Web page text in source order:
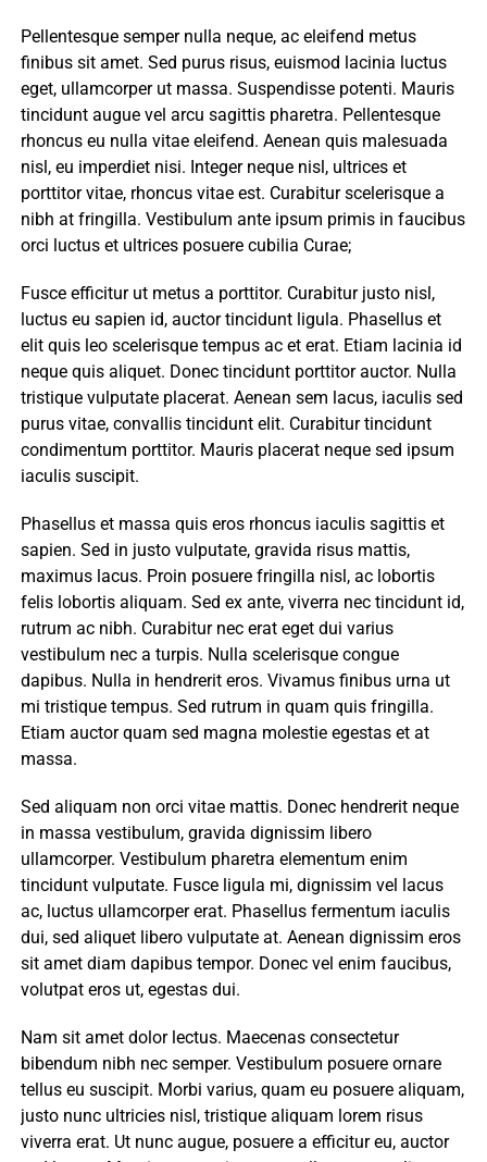
Pellentesque semper nulla neque, ac eleifend metus
finibus sit amet. Sed purus risus, euismod lacinia luctus
eget, ullamcorper ut massa. Suspendisse potenti. Mauris
tincidunt augue vel arcu sagittis pharetra. Pellentesque
rhoncus eu nulla vitae eleifend. Aenean quis malesuada
nisl, eu imperdiet nisi. Integer neque nisl, ultrices et
porttitor vitae, rhoncus vitae est. Curabitur scelerisque a
nibh at fringilla. Vestibulum ante ipsum primis in faucibus
orci luctus et ultrices posuere cubilia Curae;
Fusce efficitur ut metus a porttitor. Curabitur justo nisl,
luctus eu sapien id, auctor tincidunt ligula. Phasellus et
elit quis leo scelerisque tempus ac et erat. Etiam lacinia id
neque quis aliquet. Donec tincidunt porttitor auctor. Nulla
tristique vulputate placerat. Aenean sem lacus, iaculis sed
purus vitae, convallis tincidunt elit. Curabitur tincidunt
condimentum porttitor. Mauris placerat neque sed ipsum
iaculis suscipit.
Phasellus et massa quis eros rhoncus iaculis sagittis et
sapien. Sed in justo vulputate, gravida risus mattis,
maximus lacus. Proin posuere fringilla nisl, ac lobortis
felis lobortis aliquam. Sed ex ante, viverra nec tincidunt id,
rutrum ac nibh. Curabitur nec erat eget dui varius
vestibulum nec a turpis. Nulla scelerisque congue
dapibus. Nulla in hendrerit eros. Vivamus finibus urna ut
mi tristique tempus. Sed rutrum in quam quis fringilla.
Etiam auctor quam sed magna molestie egestas et at
massa.
Sed aliquam non orci vitae mattis. Donec hendrerit neque
in massa vestibulum, gravida dignissim libero
ullamcorper. Vestibulum pharetra elementum enim
tincidunt vulputate. Fusce ligula mi, dignissim vel lacus
ac, luctus ullamcorper erat. Phasellus fermentum iaculis
dui, sed aliquet libero vulputate at. Aenean dignissim eros
sit amet diam dapibus tempor. Donec vel enim faucibus,
volutpat eros ut, egestas dui.
Nam sit amet dolor lectus. Maecenas consectetur
bibendum nibh nec semper. Vestibulum posuere ornare
tellus eu suscipit. Morbi varius, quam eu posuere aliquam,
justo nunc ultricies nisl, tristique aliquam lorem risus
viverra erat. Ut nunc augue, posuere a efficitur eu, auctor